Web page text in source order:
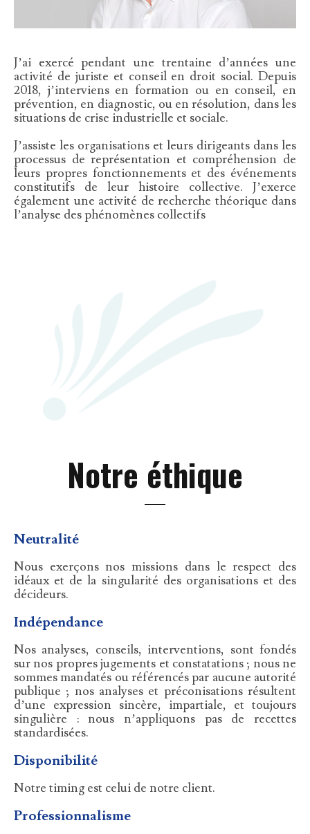
J’ai exercé pendant une trentaine d’années une
activité de juriste et conseil en droit social. Depuis
2018, j’interviens en formation ou en conseil, en
prévention, en diagnostic, ou en résolution, dans les
situations de crise industrielle et sociale.
J’assiste les organisations et leurs dirigeants dans les
processus de représentation et compréhension de
leurs propres fonctionnements et des événements
constitutifs de leur histoire collective. J’exerce
également une activité de recherche théorique dans
l’analyse des phénomènes collectifs
Notre éthique
Neutralité
Nous exerçons nos missions dans le respect des
idéaux et de la singularité des organisations et des
décideurs.
Indépendance
Nos analyses, conseils, interventions, sont fondés
sur nos propres jugements et constatations ; nous ne
sommes mandatés ou référencés par aucune autorité
publique ; nos analyses et préconisations résultent
d’une expression sincère, impartiale, et toujours
singulière : nous n’appliquons pas de recettes
standardisées.
Disponibilité
Notre timing est celui de notre client.
Professionnalisme